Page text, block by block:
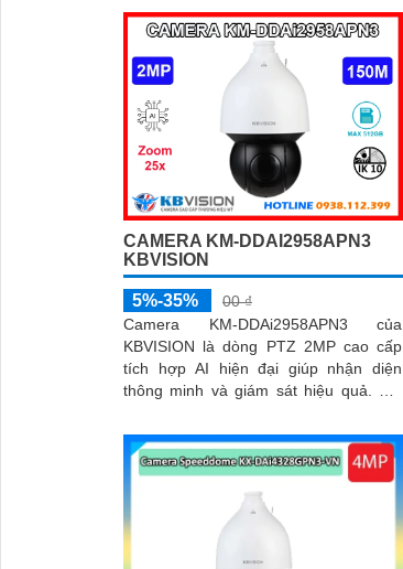
xoay ngang dọc dễ dàng
CAMERA KM-DDAI2958APN3
KBVISION
5%-35%
00 ₫
Camera KM-DDAi2958APN3 của
KBVISION là dòng PTZ 2MP cao cấp
tích hợp AI hiện đại giúp nhận diện
thông minh và giám sát hiệu quả. Với
quang 25x và tầm nhìn hồng ngoại
150m, camera đảm bảo hình ảnh sắc
nét trong mọi điều kiện